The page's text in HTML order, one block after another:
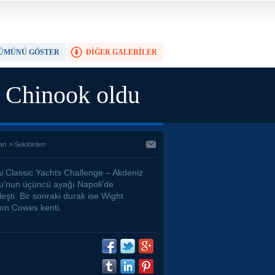
DİĞER GALERİLER
GÖSTER
Chinook oldu
» Sektörden
Classic Yachts Challenge – Akdeniz
üçüncü ayağı Napoli’de
Bir sonraki durak ise Wight
Cowes kenti.